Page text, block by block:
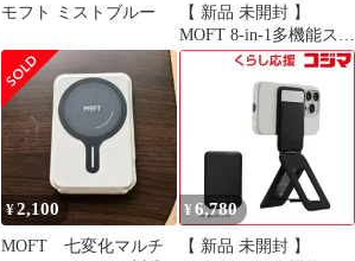
モフト ミストブルー
【 新品 未開封 】
MOFT 8-in-1多機能スタ
ンド- MagSafe対応 トー
プ MS027W-1-ME-
TPGY 未使用 送料無料
¥2,100
MOFT 七変化マルチ
¥ 6,780
【 新品 未開封 】